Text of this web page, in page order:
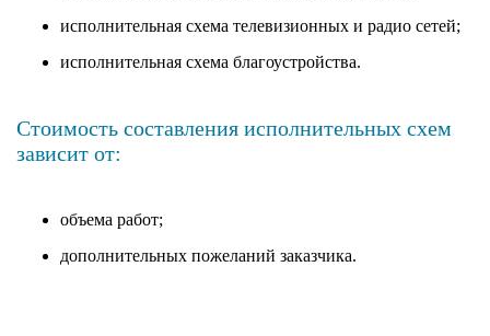
исполнительная схема телевизионных и радио сетей;
исполнительная схема благоустройства.
Стоимость составления исполнительных схем
зависит от:
объема работ;
дополнительных пожеланий заказчика.